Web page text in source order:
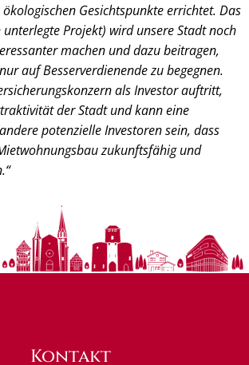
Gesichtspunkte errichtet. Das
Projekt) wird unsere Stadt noch
machen und dazu beitragen,
auf Besserverdienende zu begegnen.
als Investor auftritt,
der Stadt und kann eine
potenzielle Investoren sein, dass
zukunftsfähig und
Kontakt